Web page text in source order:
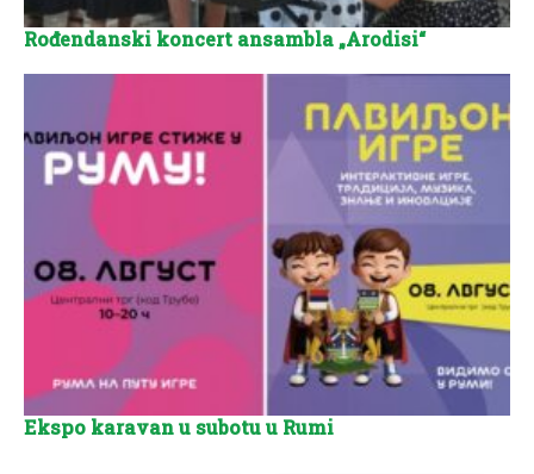
Rođendanski koncert ansambla „Arodisi“
Ekspo karavan u subotu u Rumi